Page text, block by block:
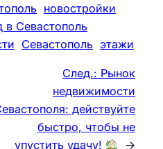
новостройки
в Севастополь
Севастополь этажи
След.: Рынок
недвижимости
действуйте
быстро, чтобы не
упустить удачу!
→